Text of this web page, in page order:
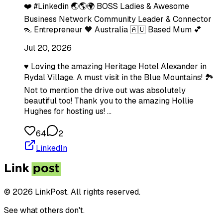
❤️ #Linkedin 🌏🌎🌍 BOSS Ladies & Awesome
Business Network Community Leader & Connector
👠 Entrepreneur 🧡 Australia 🇦🇺 Based Mum 💕
Jul 20, 2026
♥️ Loving the amazing Heritage Hotel Alexander in
Rydal Village. A must visit in the Blue Mountains! 🏞
Not to mention the drive out was absolutely
beautiful too! Thank you to the amazing Hollie
Hughes for hosting us! …
64
2
LinkedIn
© 2026 LinkPost. All rights reserved.
See what others don't.